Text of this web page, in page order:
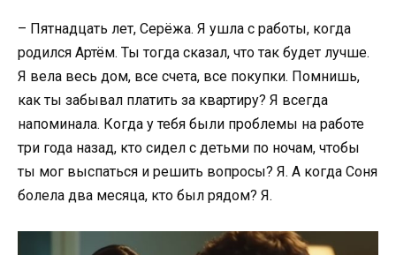
– Пятнадцать лет, Серёжа. Я ушла с работы, когда
родился Артём. Ты тогда сказал, что так будет лучше.
Я вела весь дом, все счета, все покупки. Помнишь,
как ты забывал платить за квартиру? Я всегда
напоминала. Когда у тебя были проблемы на работе
три года назад, кто сидел с детьми по ночам, чтобы
ты мог выспаться и решить вопросы? Я. А когда Соня
болела два месяца, кто был рядом? Я.